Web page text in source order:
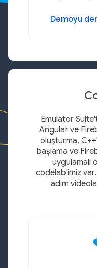
Demoyu
Emulator
Angular ve
oluşturma,
başlama ve
uygulamalı
codelab'imiz var.
adım